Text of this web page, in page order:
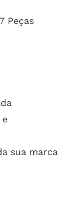
Peças
e
sua marca